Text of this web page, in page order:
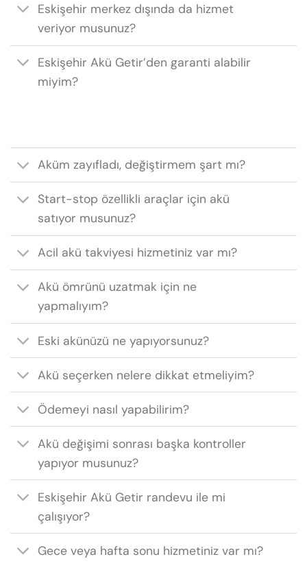
Eskişehir merkez dışında da hizmet
veriyor musunuz?
Eskişehir Akü Getir’den garanti alabilir
miyim?
Aküm zayıfladı, değiştirmem şart mı?
Start-stop özellikli araçlar için akü
satıyor musunuz?
Acil akü takviyesi hizmetiniz var mı?
Akü ömrünü uzatmak için ne
yapmalıyım?
Eski akünüzü ne yapıyorsunuz?
Akü seçerken nelere dikkat etmeliyim?
Ödemeyi nasıl yapabilirim?
Akü değişimi sonrası başka kontroller
yapıyor musunuz?
Eskişehir Akü Getir randevu ile mi
çalışıyor?
Gece veya hafta sonu hizmetiniz var mı?